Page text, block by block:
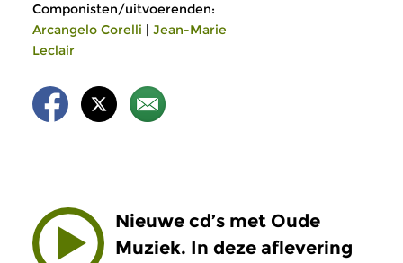
Componisten/uitvoerenden:
Arcangelo Corelli | Jean-Marie
Leclair
Nieuwe cd’s met Oude
Muziek. In deze aflevering